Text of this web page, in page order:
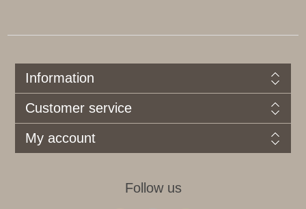
Information
Customer service
My account
Follow us